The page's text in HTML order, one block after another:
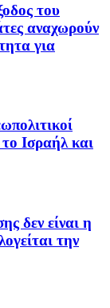
του
αναχωρούν
για
Ισραήλ και
δεν είναι η
την